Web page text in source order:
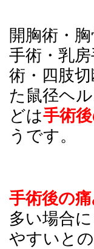
開胸術・
手術・乳
術・四肢
た鼠径ヘ
どは手術
うです。
手術後の
多い場合に
やすいと